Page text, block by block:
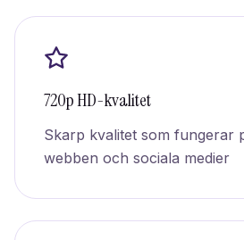
720p HD-kvalitet
Skarp kvalitet som fungerar
webben och sociala medier